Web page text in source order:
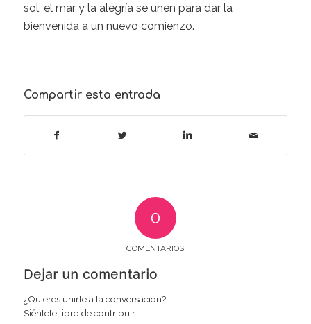
sol, el mar y la alegría se unen para dar la
bienvenida a un nuevo comienzo.
Compartir esta entrada
0
COMENTARIOS
Dejar un comentario
¿Quieres unirte a la conversación?
Siéntete libre de contribuir